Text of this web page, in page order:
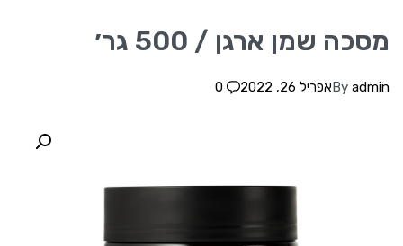
מסכה שמן ארגן / 500 גר׳
By admin אפריל 26, 2022